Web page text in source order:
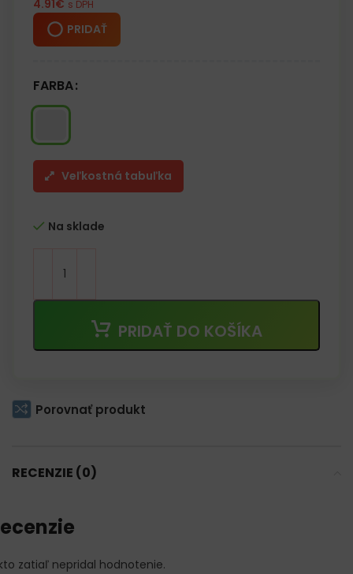
4.91€ s DPH
PRIDAŤ
FARBA
Veľkostná tabuľka
Na sklade
PRIDAŤ DO KOŠÍKA
Porovnať produkt
RECENZIE (0)
zatiaľ nepridal hodnotenie.